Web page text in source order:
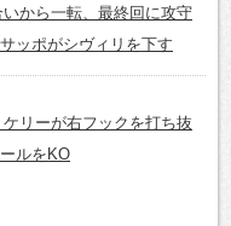
いから一転、最終回に攻守
ッポがシヴィリを下す
ケリーが右フックを打ち抜
ルをKO